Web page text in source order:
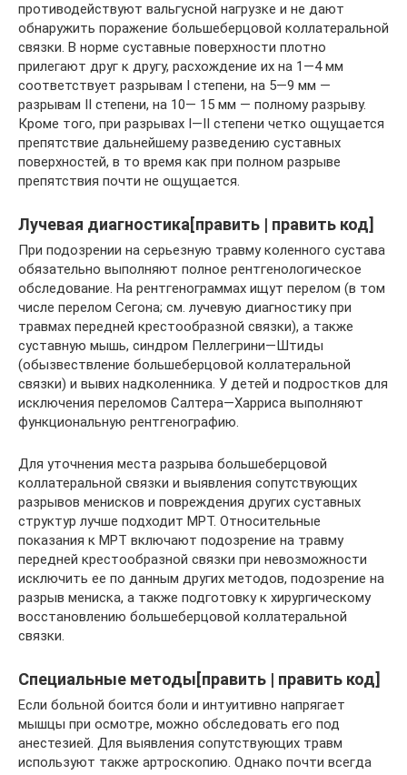
противодействуют вальгусной нагрузке и не дают
обнаружить поражение большеберцовой коллатеральной
связки. В норме суставные поверхности плотно
прилегают друг к другу, расхождение их на 1—4 мм
соответствует разрывам I степени, на 5—9 мм —
разрывам II степени, на 10— 15 мм — полному разрыву.
Кроме того, при разрывах I—II степени четко ощущается
препятствие дальнейшему разведению суставных
поверхностей, в то время как при полном разрыве
препятствия почти не ощущается.
Лучевая диагностика[править | править код]
При подозрении на серьезную травму коленного сустава
обязательно выполняют полное рентгенологическое
обследование. На рентгенограммах ищут перелом (в том
числе перелом Сегона; см. лучевую диагностику при
травмах передней крестообразной связки), а также
суставную мышь, синдром Пеллегрини—Штиды
(обызвествление большеберцовой коллатеральной
связки) и вывих надколенника. У детей и подростков для
исключения переломов Салтера—Харриса выполняют
функциональную рентгенографию.
Для уточнения места разрыва большеберцовой
коллатеральной связки и выявления сопутствующих
разрывов менисков и повреждения других суставных
структур лучше подходит МРТ. Относительные
показания к МРТ включают подозрение на травму
передней крестообразной связки при невозможности
исключить ее по данным других методов, подозрение на
разрыв мениска, а также подготовку к хирургическому
восстановлению большеберцовой коллатеральной
связки.
Специальные методы[править | править код]
Если больной боится боли и интуитивно напрягает
мышцы при осмотре, можно обследовать его под
анестезией. Для выявления сопутствующих травм
используют также артроскопию. Однако почти всегда